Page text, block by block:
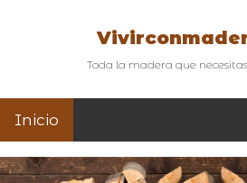
Toda la madera que
Inicio